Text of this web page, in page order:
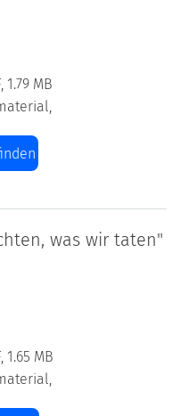
MB
was wir taten"
MB